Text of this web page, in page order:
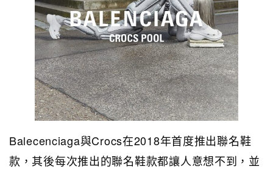
Balecenciaga與Crocs在2018年首度推出聯名鞋
款，其後每次推出的聯名鞋款都讓人意想不到，並